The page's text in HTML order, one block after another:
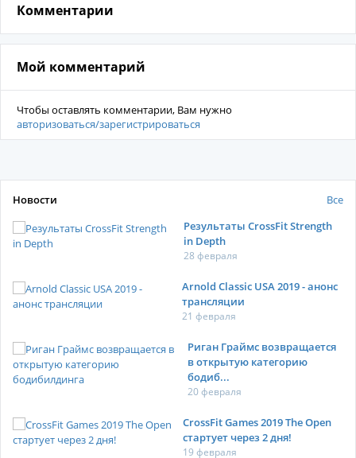
Комментарии
Мой комментарий
Чтобы оставлять комментарии, Вам нужно
авторизоваться/зарегистрироваться
Новости
Все
Результаты CrossFit Strength
in Depth
28 февраля
Arnold Classic USA 2019 - анонс
трансляции
21 февраля
Риган Граймс возвращается
в открытую категорию
бодиб...
20 февраля
CrossFit Games 2019 The Open
стартует через 2 дня!
19 февраля